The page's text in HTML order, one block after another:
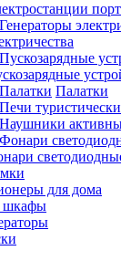
Палатки
для дома
шкафы